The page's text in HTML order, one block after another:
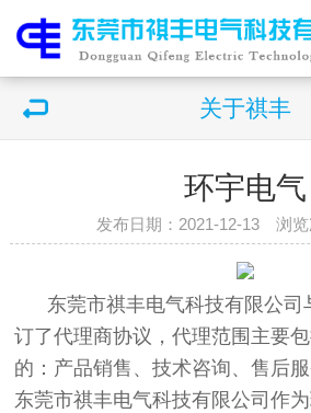
关于祺丰
环宇电气
发布日期：2021-12-13 浏
东莞市祺丰电气科技有限公司
订了代理商协议，代理范围主要
的：产品销售、技术咨询、售后服
东莞市祺丰电气科技有限公司作